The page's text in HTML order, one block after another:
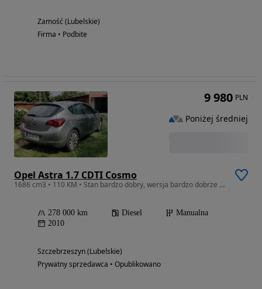
Zamość (Lubelskie)
Firma • Podbite
Opel Astra 1.7 CDTI Cosmo
1686 cm3 • 110 KM • Stan bardzo dobry, wersja bardzo dobrze wyposażona
278 000 km Diesel
Manualna
2010
Szczebrzeszyn (Lubelskie)
Prywatny sprzedawca • Opublikowano
9 980 PLN
Poniżej średniej